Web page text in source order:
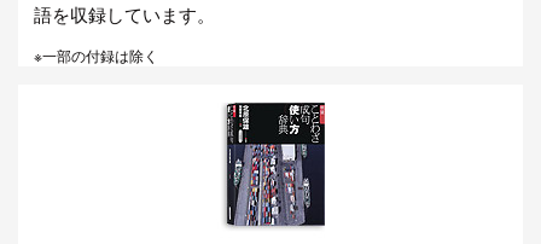
語を収録しています。
※一部の付録は除く